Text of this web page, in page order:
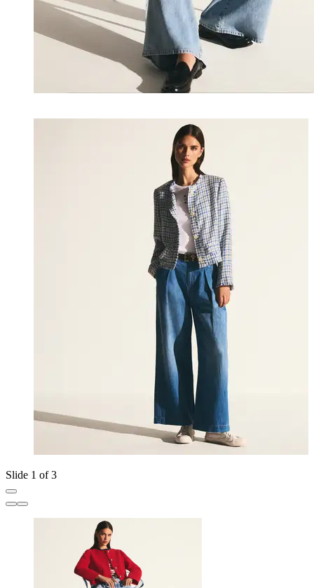
Slide 1 of 3